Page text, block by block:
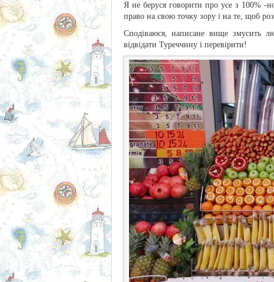
Я не беруся говорити про усе з 100% -
право на свою точку зору і на те, щоб
Сподіваюся, написане вище змусить
відвідати Туреччину і перевірити!